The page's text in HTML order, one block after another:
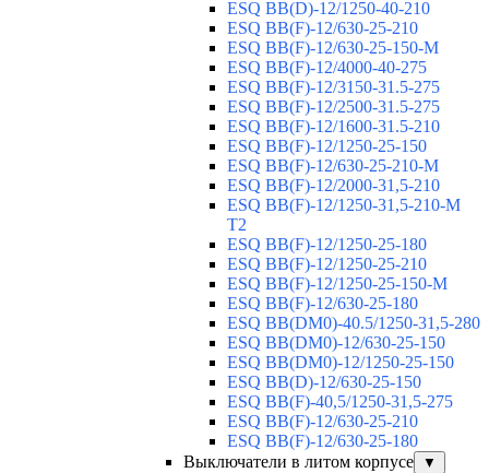
ESQ BB(D)-12/1250-40-210
ESQ ВВ(F)-12/630-25-210
ESQ ВВ(F)-12/630-25-150-М
ESQ ВВ(F)-12/4000-40-275
ESQ ВВ(F)-12/3150-31.5-275
ESQ ВВ(F)-12/2500-31.5-275
ESQ ВВ(F)-12/1600-31.5-210
ESQ ВВ(F)-12/1250-25-150
ESQ BB(F)-12/630-25-210-М
ESQ BB(F)-12/2000-31,5-210
ESQ BB(F)-12/1250-31,5-210-М
T2
ESQ BB(F)-12/1250-25-180
ESQ ВВ(F)-12/1250-25-210
ESQ ВВ(F)-12/1250-25-150-М
ESQ BB(F)-12/630-25-180
ESQ ВВ(DM0)-40.5/1250-31,5-280
ESQ ВВ(DM0)-12/630-25-150
ESQ ВВ(DM0)-12/1250-25-150
ESQ BB(D)-12/630-25-150
ESQ ВВ(F)-40,5/1250-31,5-275
ESQ ВВ(F)-12/630-25-210
ESQ ВВ(F)-12/630-25-180
Выключатели в литом корпусе
▼